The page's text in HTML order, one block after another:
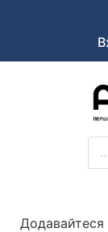
Aveopt –
Додавайтеся